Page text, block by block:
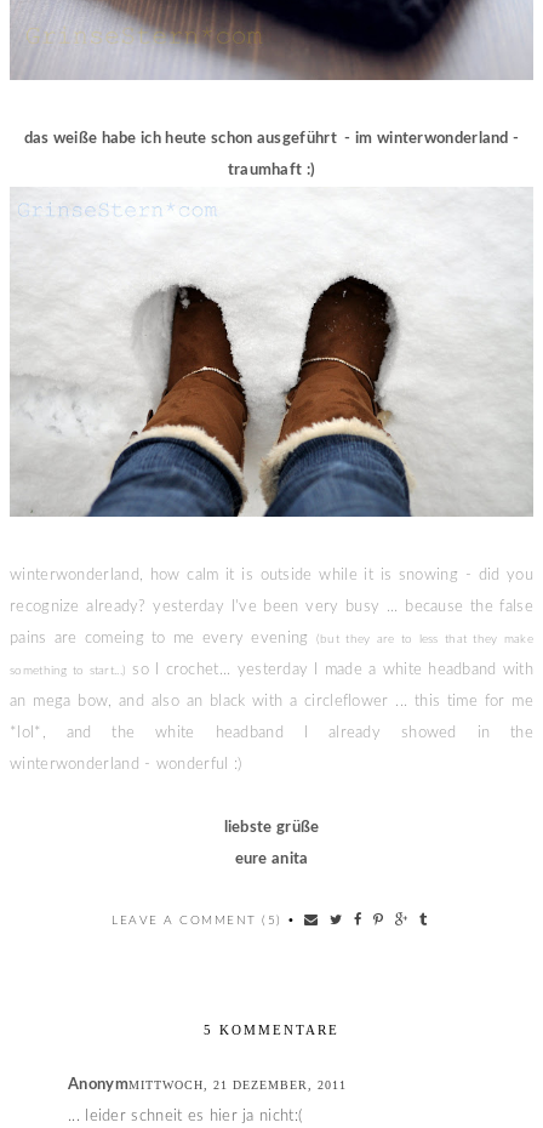
das weiße habe ich heute schon ausgeführt - im winterwonderland -
traumhaft :)
winterwonderland, how calm it is outside while it is snowing - did you
recognize already? yesterday I've been very busy ... because the false
pains are comeing to me every evening
(but they are to less that they make
something to start...)
so I crochet... yesterday I made a white headband with
an mega bow, and also an black with a circleflower ... this time for me
*lol*, and the white headband I already showed in the
winterwonderland - wonderful :)
liebste grüße
eure anita
LEAVE A COMMENT (5) •
5 KOMMENTARE
AnonymMITTWOCH, 21 DEZEMBER, 2011
... leider schneit es hier ja nicht:(